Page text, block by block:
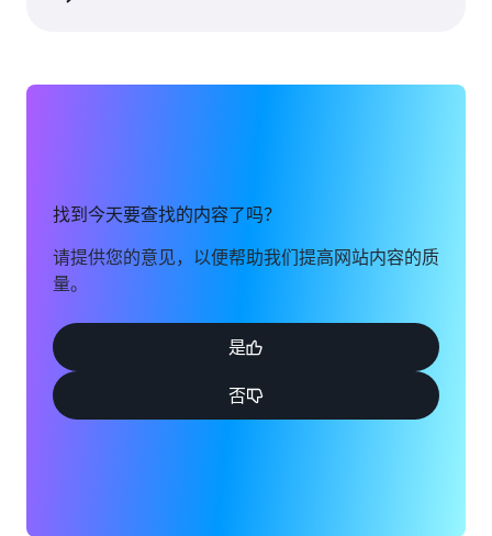
找到今天要查找的内容了吗？
请提供您的意见，以便帮助我们提高网站内容的质
量。
是
否